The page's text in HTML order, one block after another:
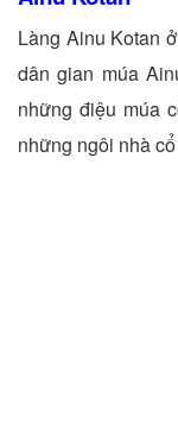
Làng Ainu Kotan
dân gian múa
những điệu múa
những ngôi nhà